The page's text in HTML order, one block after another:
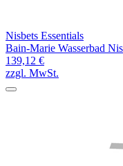
Nisbets Essentials
Bain-Marie Wasserbad
139,12 €
zzgl. MwSt.